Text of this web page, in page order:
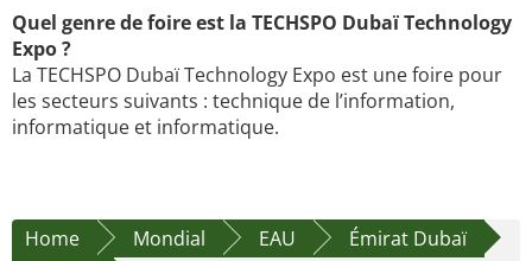
Quel genre de foire est la TECHSPO Dubaï Technology
Expo ?
La TECHSPO Dubaï Technology Expo est une foire pour
les secteurs suivants : technique de l’information,
informatique et informatique.
Home Mondial EAU
Émirat Dubaï